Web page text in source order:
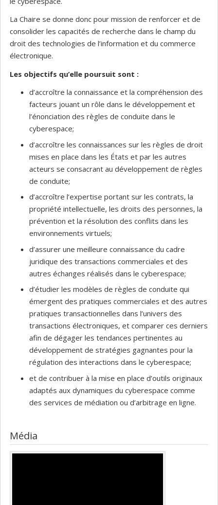
La Chaire se donne donc pour mission de renforcer et de
consolider les capacités de recherche dans le champ du
droit des technologies de l’information et du commerce
électronique.
Les objectifs qu’elle poursuit sont :
d’accroître la connaissance et la compréhension des
facteurs jouant un rôle dans le développement et
l’énonciation des règles de conduite dans le
cyberespace;
d’accroître les connaissances sur les règles de droit
mises en place dans les États et par les autres
acteurs se consacrant au développement de règles
de conduite;
d’accroître l’expertise portant sur les contrats, la
propriété intellectuelle, les droits des personnes, la
prévention et la résolution des conflits dans les
environnements virtuels;
d’assurer une meilleure connaissance du cadre
juridique des transactions commerciales et des
autres échanges réalisés dans le cyberespace;
d’étudier les modèles de règles de conduite qui
émergent des pratiques commerciales et des autres
pratiques transactionnelles dans l’univers des
transactions électroniques, et comparer ces derniers
afin de dégager les tendances pertinentes au
développement de stratégies gagnantes pour la
régulation des interactions dans le cyberespace;
et de contribuer à la mise en place d’outils originaux
adaptés aux dynamiques du cyberespace comme
des services de médiation ou d’arbitrage en ligne.
Média